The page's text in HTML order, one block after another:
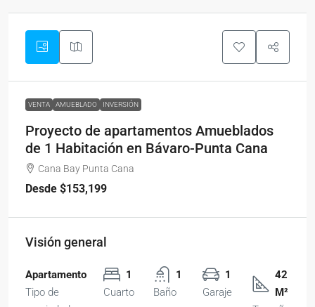
VENTA AMUEBLADO INVERSIÓN
Proyecto de apartamentos Amueblados
de 1 Habitación en Bávaro-Punta Cana
Cana Bay Punta Cana
Desde $153,199
Visión general
Apartamento
Tipo de
1
Cuarto
1
Baño
1
Garaje
42
M²